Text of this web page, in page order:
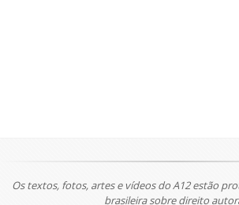
Os textos, fotos, artes e vídeos do A12 estão
brasileira sobre direito